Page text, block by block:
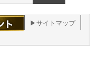
▶サイトマップ